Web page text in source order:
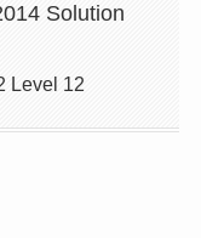
Solution
Level 12